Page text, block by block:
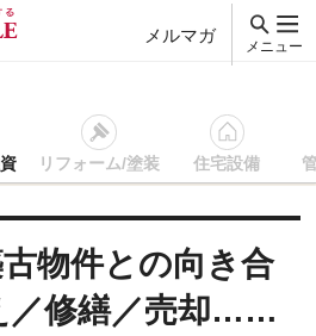
メルマガ
メニュー
リフォーム/塗装 住宅設備
資 記事を読む これからの築古
物件との向き合
／修繕／売却……